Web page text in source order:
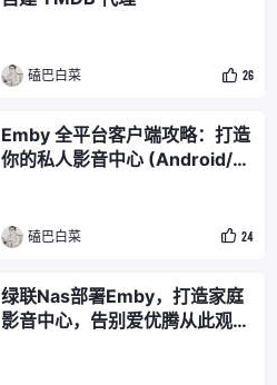
磕巴白菜 26
Emby 全平台客户端攻略：打造
你的私人影音中心 (Android/A
磕巴白菜 24
绿联Nas部署Emby，打造家庭
影音中心，告别爱优腾从此观影